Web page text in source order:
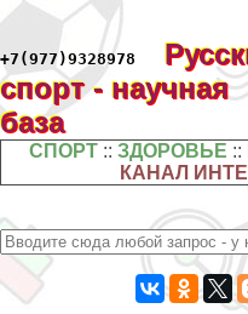
+7(977)9328978
спорт - научная
база
СПОРТ ::ЗДОРОВЬЕ ::
КАНАЛ